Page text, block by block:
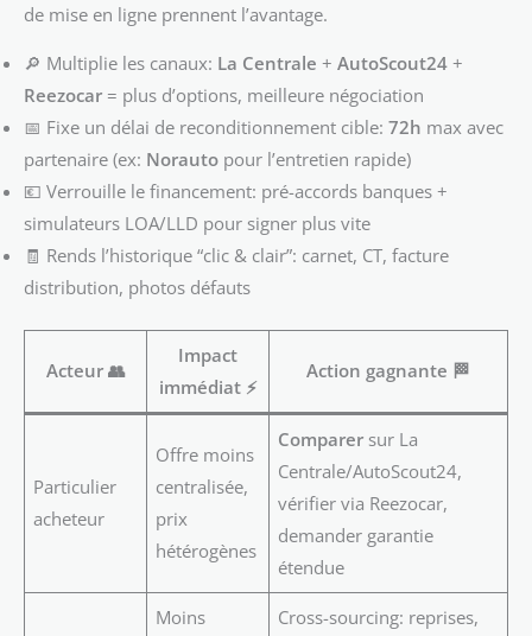
de mise en ligne prennent l’avantage.
🔎 Multiplie les canaux: La Centrale + AutoScout24 +
Reezocar = plus d’options, meilleure négociation
📅 Fixe un délai de reconditionnement cible: 72h max avec
partenaire (ex: Norauto pour l’entretien rapide)
💶 Verrouille le financement: pré-accords banques +
simulateurs LOA/LLD pour signer plus vite
🧾 Rends l’historique “clic & clair”: carnet, CT, facture
distribution, photos défauts
Acteur 👥
Impact
immédiat ⚡
Action gagnante 🏁
Particulier
acheteur
Offre moins
centralisée,
prix
hétérogènes
Comparer sur La
Centrale/AutoScout24,
vérifier via Reezocar,
demander garantie
étendue
Moins
Cross-sourcing: reprises,